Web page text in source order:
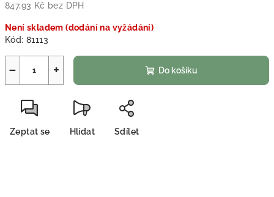
847,93 Kč bez DPH
Není skladem (dodání na vyžádání)
Kód: 81113
+
− Do košíku
Zeptat se Hlídat Sdílet